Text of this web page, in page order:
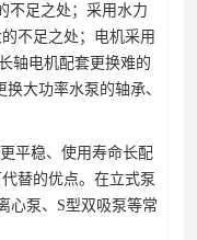
不足之处；采用水力
不足之处；电机采用
轴电机配套更换难的
大功率水泵的轴承、
平稳、使用寿命长配
替的优点。在立式泵
心泵、S型双吸泵等常